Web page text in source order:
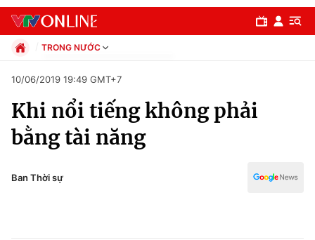
Chuyên mục
Chính trị
TRONG NƯỚC
Xã hội
Pháp luật
Thể thao
Văn hóa - Giải trí
10/06/2019 19:49 GMT+7
Khi nổi tiếng không phải
bằng tài năng
Ban Thời sự